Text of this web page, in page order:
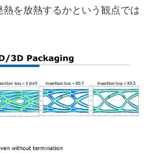
を放熱するかという観点では